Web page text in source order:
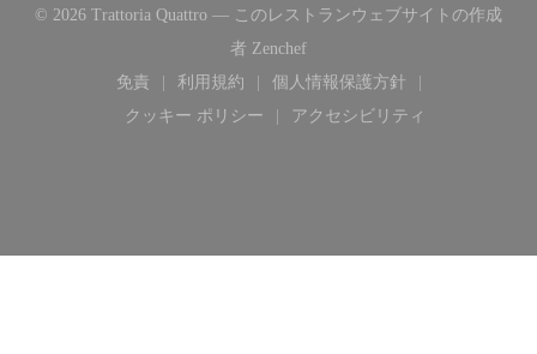
© 2026 Trattoria Quattro — このレストランウェブサイトの作成
者 Zenchef((新しいウィンドウで開きま
免責
((新しいウィンドウで開きます))
利用規約
((新しいウィンドウで開きます))
個人情報保護方針
((新しいウィンドウで開
クッキー ポリシー
((新しいウィンドウで開きます))
アクセシビリティ